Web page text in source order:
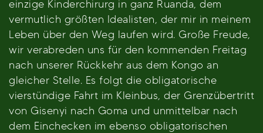
einzige Kinderchirurg in ganz Ruanda, dem
vermutlich größten Idealisten, der mir in meinem
Leben über den Weg laufen wird. Große Freude,
wir verabreden uns für den kommenden Freitag
nach unserer Rückkehr aus dem Kongo an
gleicher Stelle. Es folgt die obligatorische
vierstündige Fahrt im Kleinbus, der Grenzübertritt
von Gisenyi nach Goma und unmittelbar nach
dem Einchecken im ebenso obligatorischen